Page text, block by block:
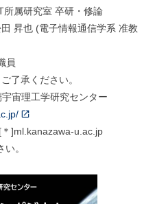
属研究室 卒研・修論
昇也 (電子情報通信学系 准教
員
了承ください。
宙理工学研究センター
]ml.kanazawa-u.ac.jp
。